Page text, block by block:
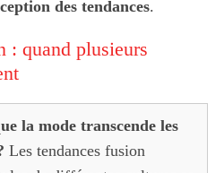
des tendances.
: quand plusieurs
la mode transcende les
Les tendances fusion